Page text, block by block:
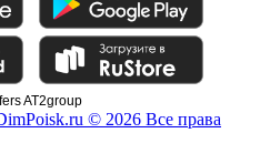
AT2group
© 2026 Все права